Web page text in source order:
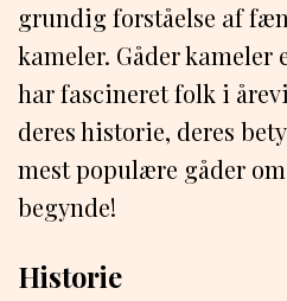
grundig forståelse af
kameler. Gåder kameler
har fascineret folk i
deres historie, deres
mest populære gåder
begynde!
Historie